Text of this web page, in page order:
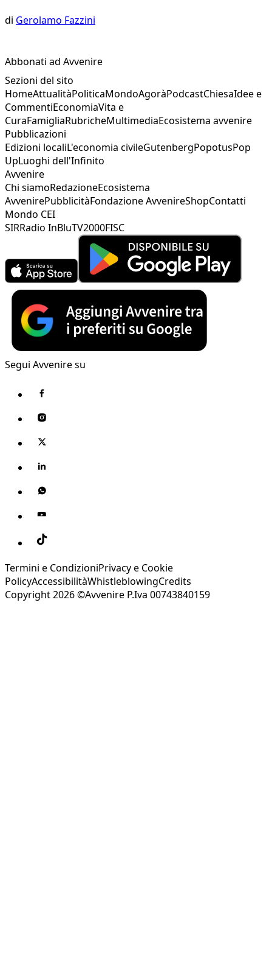
di Gerolamo Fazzini
Abbonati ad Avvenire
Sezioni del sito
HomeAttualitàPoliticaMondoAgoràPodcastChiesaIdee e
CommentiEconomiaVita e
CuraFamigliaRubricheMultimediaEcosistema avvenire
Pubblicazioni
Edizioni localiL'economia civileGutenbergPopotusPop
UpLuoghi dell'Infinito
Avvenire
Chi siamoRedazioneEcosistema
AvvenirePubblicitàFondazione AvvenireShopContatti
Mondo CEI
SIRRadio InBluTV2000FISC
Segui Avvenire su
Termini e CondizioniPrivacy e Cookie
PolicyAccessibilitàWhistleblowingCredits
Copyright 2026 ©Avvenire P.Iva 00743840159